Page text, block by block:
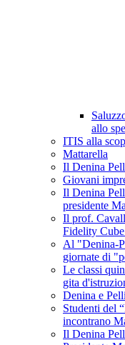
allo
ITIS alla
Mattarella
Il Denina
Giovani
Il Denina
presidente
Il prof.
Fidelity
Al "Denina-
giornate di
Le classi
gita
Denina e
Studenti del
incontrano
Il Denina